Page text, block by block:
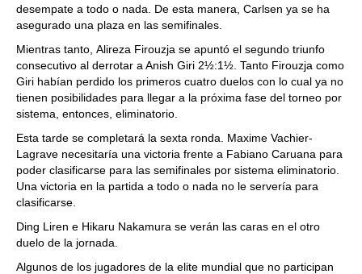
desempate a todo o nada. De esta manera, Carlsen ya se ha
asegurado una plaza en las semifinales.
Mientras tanto, Alireza Firouzja se apuntó el segundo triunfo
consecutivo al derrotar a Anish Giri 2½:1½. Tanto Firouzja como
Giri habían perdido los primeros cuatro duelos con lo cual ya no
tienen posibilidades para llegar a la próxima fase del torneo por
sistema, entonces, eliminatorio.
Esta tarde se completará la sexta ronda. Maxime Vachier-
Lagrave necesitaría una victoria frente a Fabiano Caruana para
poder clasificarse para las semifinales por sistema eliminatorio.
Una victoria en la partida a todo o nada no le servería para
clasificarse.
Ding Liren e Hikaru Nakamura se verán las caras en el otro
duelo de la jornada.
Algunos de los jugadores de la elite mundial que no participan